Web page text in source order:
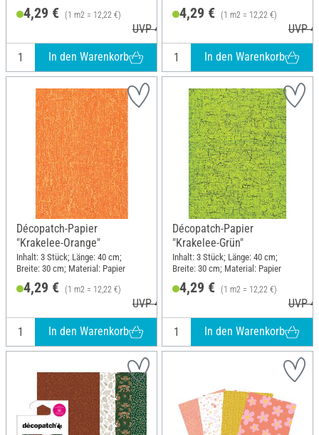
4,29 € (1 m2 = 12,22 €)
UVP 4,60 €
In den Warenkorb
4,29 € (1 m2 = 12,22 €)
UVP
In den Warenkorb
Décopatch-Papier
"Krakelee-Orange"
Inhalt: 3 Stück; Länge: 40 cm;
Breite: 30 cm; Material: Papier
4,29 € (1 m2 = 12,22 €)
UVP 4,60 €
In den Warenkorb
Décopatch-Papier
"Krakelee-Grün"
Inhalt: 3 Stück; Länge: 40 cm;
Breite: 30 cm; Material: Papier
4,29 € (1 m2 = 12,22 €)
UVP
In den Warenkorb